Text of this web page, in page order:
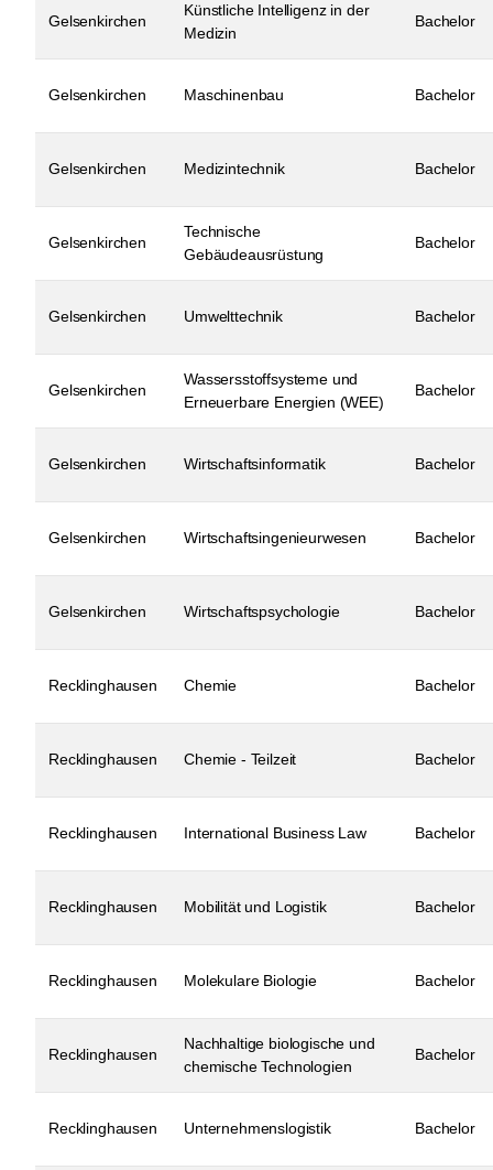
Gelsenkirchen
Künstliche Intelligenz in der
Medizin
Bachelor
Gelsenkirchen Maschinenbau Bachelor
Gelsenkirchen Medizintechnik Bachelor
Gelsenkirchen
Technische
Gebäudeausrüstung
Bachelor
Gelsenkirchen Umwelttechnik Bachelor
Gelsenkirchen
Wassersstoffsysteme und
Erneuerbare Energien (WEE)
Bachelor
Gelsenkirchen Wirtschaftsinformatik Bachelor
Gelsenkirchen Wirtschaftsingenieurwesen Bachelor
Gelsenkirchen Wirtschaftspsychologie Bachelor
Recklinghausen Chemie Bachelor
Recklinghausen Chemie - Teilzeit Bachelor
Recklinghausen International Business Law Bachelor
Recklinghausen Mobilität und Logistik Bachelor
Recklinghausen Molekulare Biologie Bachelor
Recklinghausen
Nachhaltige biologische und
chemische Technologien
Bachelor
Recklinghausen Unternehmenslogistik Bachelor